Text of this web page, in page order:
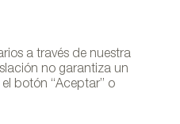
a través de nuestra
no garantiza un
botón “Aceptar” o